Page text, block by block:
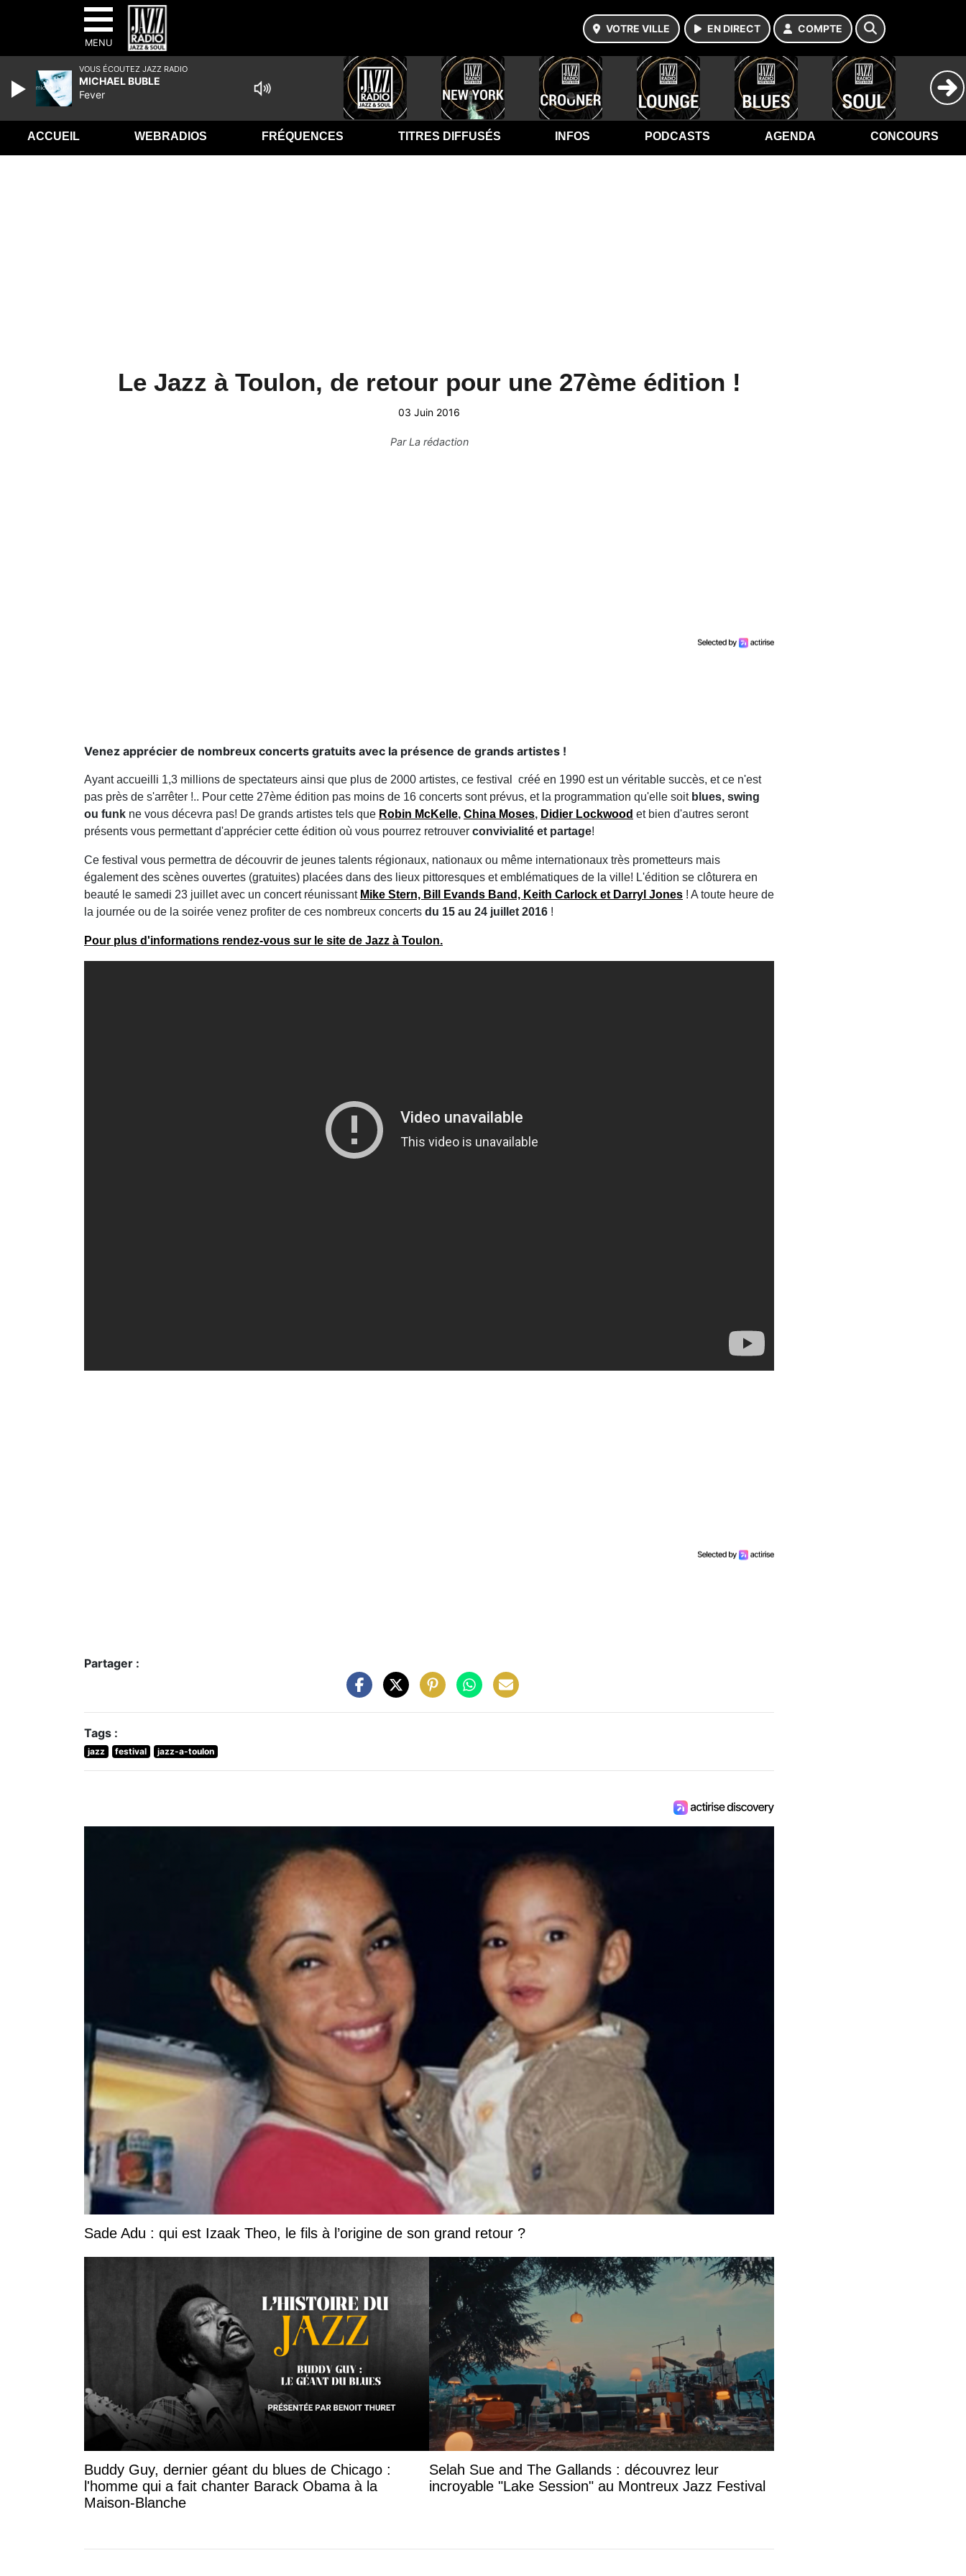
MENU
VOTRE VILLE EN DIRECT COMPTE
ACCUEIL WEBRADIOS FRÉQUENCES TITRES DIFFUSÉS INFOS PODCASTS AGENDA CONCOURS
Le Jazz à Toulon, de retour pour une 27ème édition !
03 Juin 2016
ParLa rédaction
Venez apprécier de nombreux concerts gratuits avec la présence de grands artistes !
Ayant accueilli 1,3 millions de spectateurs ainsi que plus de 2000 artistes, ce festival créé en 1990 est un véritable succès, et ce n'est
pas près de s'arrêter !.. Pour cette 27ème édition pas moins de 16 concerts sont prévus, et la programmation qu'elle soit blues, swing
ou funk ne vous décevra pas! De grands artistes tels que Robin McKelle, China Moses, Didier Lockwood et bien d'autres seront
présents vous permettant d'apprécier cette édition où vous pourrez retrouver convivialité et partage!
Ce festival vous permettra de découvrir de jeunes talents régionaux, nationaux ou même internationaux très prometteurs mais
également des scènes ouvertes (gratuites) placées dans des lieux pittoresques et emblématiques de la ville! L'édition se clôturera en
beauté le samedi 23 juillet avec un concert réunissant Mike Stern, Bill Evands Band, Keith Carlock et Darryl Jones ! A toute heure de
la journée ou de la soirée venez profiter de ces nombreux concerts du 15 au 24 juillet 2016 !
Pour plus d'informations rendez-vous sur le site de Jazz à Toulon.
Partager :
Tags :
jazz festival jazz-a-toulon
Sade Adu : qui est Izaak Theo, le fils à l’origine de son grand retour ?
Buddy Guy, dernier géant du blues de Chicago :
l'homme qui a fait chanter Barack Obama à la
Maison-Blanche
Selah Sue and The Gallands : découvrez leur
incroyable "Lake Session" au Montreux Jazz Festival
VOUS ÉCOUTEZ JAZZ RADIO
MICHAEL BUBLE
Fever